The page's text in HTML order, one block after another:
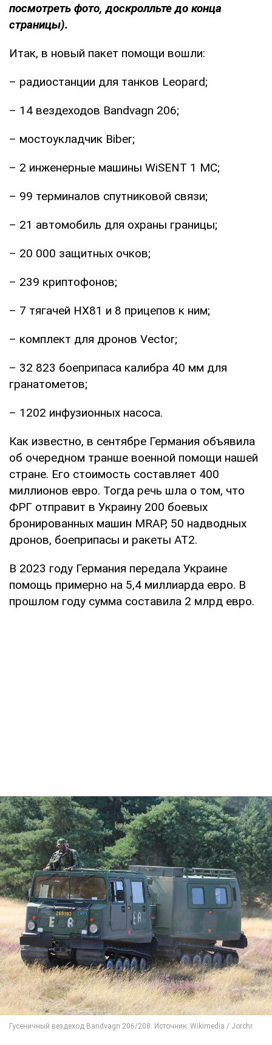
посмотреть фото, доскролльте до конца
страницы).
Итак, в новый пакет помощи вошли:
– радиостанции для танков Leopard;
– 14 вездеходов Bandvagn 206;
– мостоукладчик Biber;
– 2 инженерные машины WiSENT 1 MC;
– 99 терминалов спутниковой связи;
– 21 автомобиль для охраны границы;
– 20 000 защитных очков;
– 239 криптофонов;
– 7 тягачей HX81 и 8 прицепов к ним;
– комплект для дронов Vector;
– 32 823 боеприпаса калибра 40 мм для
гранатометов;
– 1202 инфузионных насоса.
Как известно, в сентябре Германия объявила
об очередном транше военной помощи нашей
стране. Его стоимость составляет 400
миллионов евро. Тогда речь шла о том, что
ФРГ отправит в Украину 200 боевых
бронированных машин MRAP, 50 надводных
дронов, боеприпасы и ракеты АТ2.
В 2023 году Германия передала Украине
помощь примерно на 5,4 миллиарда евро. В
прошлом году сумма составила 2 млрд евро.